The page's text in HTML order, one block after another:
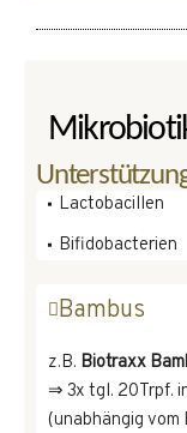
Lactobacillen
Bifidobacterien
Bambus
z.B. Biotraxx
⇒ 3x tgl. 20Trpf.
(unabhängig vom